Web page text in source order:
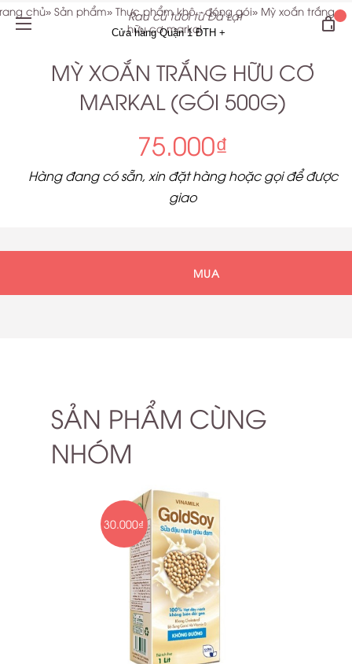
Rau củ tươi từ Đà Lạt
chủ Sản phẩm Thực phẩm khô - đóng gói
Mỳ xoắn trắng
hữu cơ markal
MỲ XOẮN TRẮNG HỮU CƠ
MARKAL (GÓI 500G)
75.000₫
Hàng đang có sẵn, xin đặt hàng hoặc gọi để được
giao
MUA
SẢN PHẨM CÙNG
NHÓM
30.000₫